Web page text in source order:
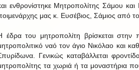
ενθρονίστηκε Μητροπολίτης Σάμου και
μας κ. Ευσέβιος, Σάμιος από
έδρα του μητροπολίτη βρίσκεται
ναό τον άγιο Νικόλαο και
Γενικώς καταβάλλεται
τα χωριά ή τα μοναστήρια